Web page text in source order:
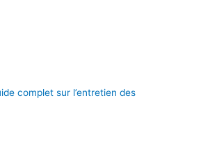
complet sur l’entretien des